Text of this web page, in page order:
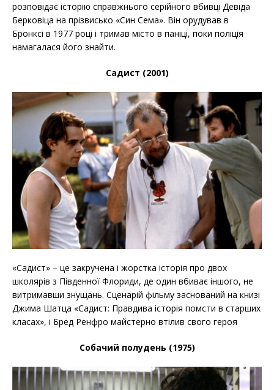
розповідає історію справжнього серійного вбивці Девіда
Берковіца на прізвисько «Син Сема». Він орудував в
Бронксі в 1977 році і тримав місто в паніці, поки поліція
намагалася його знайти.
Садист (2001)
«Садист» – це закручена і жорстка історія про двох
школярів з Південної Флориди, де один вбиває іншого, не
витримавши знущань. Сценарій фільму заснований на книзі
Джима Шатца «Садист: Правдива історія помсти в старших
класах», і Бред Ренфро майстерно втілив свого героя
Собачий полудень (1975)